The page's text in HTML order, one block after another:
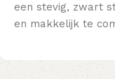
een stevig, zwart
en makkelijk te